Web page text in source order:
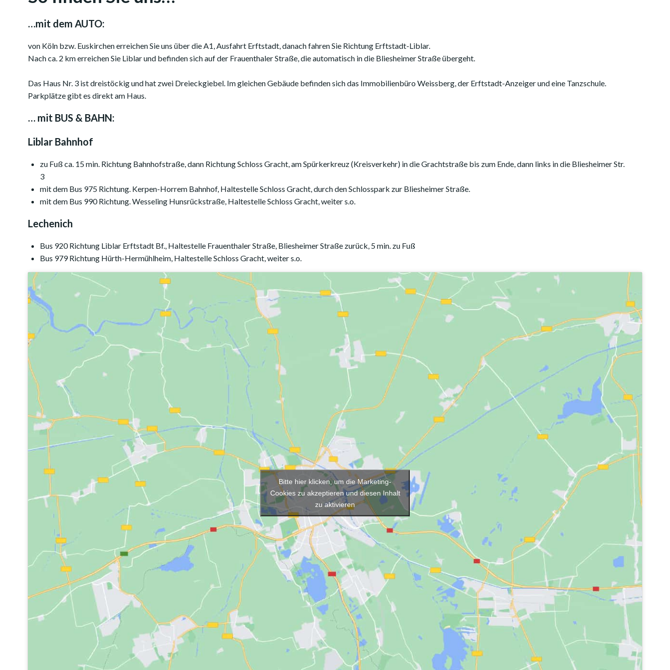
…mit dem AUTO:
von Köln bzw. Euskirchen erreichen Sie uns über die A1, Ausfahrt Erftstadt, danach fahren Sie Richtung Erftstadt-Liblar.
Nach ca. 2 km erreichen Sie Liblar und befinden sich auf der Frauenthaler Straße, die automatisch in die Bliesheimer Straße übergeht.
Das Haus Nr. 3 ist dreistöckig und hat zwei Dreieckgiebel. Im gleichen Gebäude befinden sich das Immobilienbüro Weissberg, der Erftstadt-Anzeiger und eine Tanzschule.
Parkplätze gibt es direkt am Haus.
… mit BUS & BAHN:
Liblar Bahnhof
zu Fuß ca. 15 min. Richtung Bahnhofstraße, dann Richtung Schloss Gracht, am Spürkerkreuz (Kreisverkehr) in die Grachtstraße bis zum Ende, dann links in die Bliesheimer Str.
3
mit dem Bus 975 Richtung. Kerpen-Horrem Bahnhof, Haltestelle Schloss Gracht, durch den Schlosspark zur Bliesheimer Straße.
mit dem Bus 990 Richtung. Wesseling Hunsrückstraße, Haltestelle Schloss Gracht, weiter s.o.
Lechenich
Bus 920 Richtung Liblar Erftstadt Bf., Haltestelle Frauenthaler Straße, Bliesheimer Straße zurück, 5 min. zu Fuß
Bus 979 Richtung Hürth-Hermühlheim, Haltestelle Schloss Gracht, weiter s.o.
Bitte hier klicken, um die Marketing-
Cookies zu akzeptieren und diesen Inhalt
zu aktivieren